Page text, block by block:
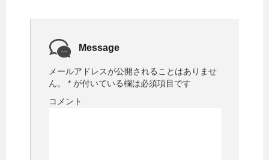
Message
メールアドレスが公開されることはありませ
ん。
* が付いている欄は必須項目です
コメント